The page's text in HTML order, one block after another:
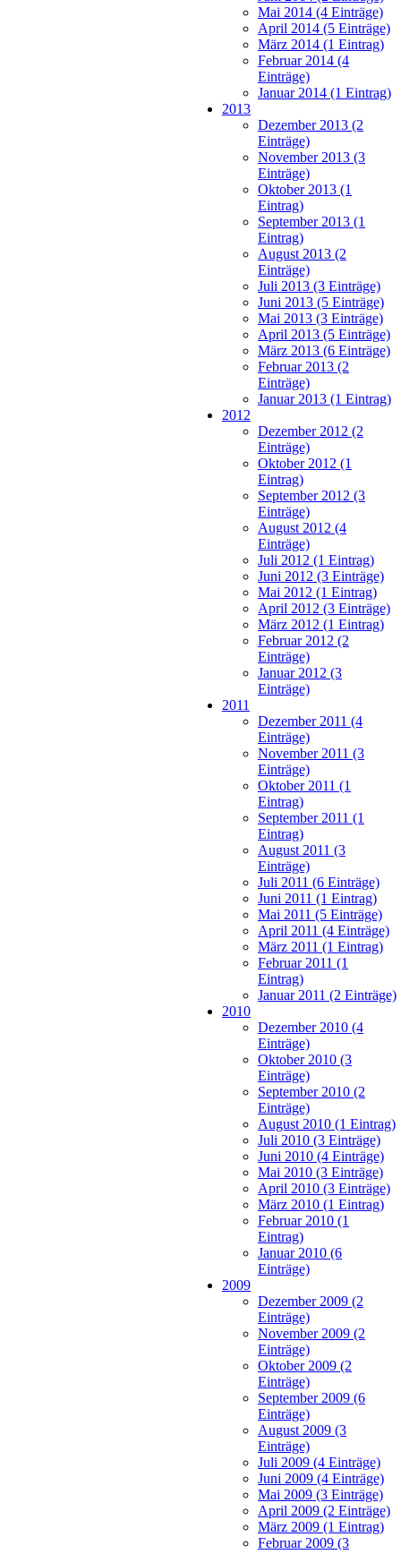
Mai 2014 (4 Einträge)
April 2014 (5 Einträge)
März 2014 (1 Eintrag)
Februar 2014 (4
Einträge)
Januar 2014 (1 Eintrag)
2013
Dezember 2013 (2
Einträge)
November 2013 (3
Einträge)
Oktober 2013 (1
Eintrag)
September 2013 (1
Eintrag)
August 2013 (2
Einträge)
Juli 2013 (3 Einträge)
Juni 2013 (5 Einträge)
Mai 2013 (3 Einträge)
April 2013 (5 Einträge)
März 2013 (6 Einträge)
Februar 2013 (2
Einträge)
Januar 2013 (1 Eintrag)
2012
Dezember 2012 (2
Einträge)
Oktober 2012 (1
Eintrag)
September 2012 (3
Einträge)
August 2012 (4
Einträge)
Juli 2012 (1 Eintrag)
Juni 2012 (3 Einträge)
Mai 2012 (1 Eintrag)
April 2012 (3 Einträge)
März 2012 (1 Eintrag)
Februar 2012 (2
Einträge)
Januar 2012 (3
Einträge)
2011
Dezember 2011 (4
Einträge)
November 2011 (3
Einträge)
Oktober 2011 (1
Eintrag)
September 2011 (1
Eintrag)
August 2011 (3
Einträge)
Juli 2011 (6 Einträge)
Juni 2011 (1 Eintrag)
Mai 2011 (5 Einträge)
April 2011 (4 Einträge)
März 2011 (1 Eintrag)
Februar 2011 (1
Eintrag)
Januar 2011 (2 Einträge)
2010
Dezember 2010 (4
Einträge)
Oktober 2010 (3
Einträge)
September 2010 (2
Einträge)
August 2010 (1 Eintrag)
Juli 2010 (3 Einträge)
Juni 2010 (4 Einträge)
Mai 2010 (3 Einträge)
April 2010 (3 Einträge)
März 2010 (1 Eintrag)
Februar 2010 (1
Eintrag)
Januar 2010 (6
Einträge)
2009
Dezember 2009 (2
Einträge)
November 2009 (2
Einträge)
Oktober 2009 (2
Einträge)
September 2009 (6
Einträge)
August 2009 (3
Einträge)
Juli 2009 (4 Einträge)
Juni 2009 (4 Einträge)
Mai 2009 (3 Einträge)
April 2009 (2 Einträge)
März 2009 (1 Eintrag)
Februar 2009 (3